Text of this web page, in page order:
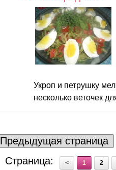
Укроп и петрушку
несколько веточек
Предыдущая страница
Страница:
< 1 2